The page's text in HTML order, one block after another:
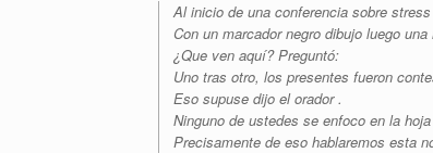
Al inicio de una conferencia sobre
Con un marcador negro dibujo luego
¿Que ven aquí? Preguntó:
Uno tras otro, los presentes fueron
Eso supuse dijo el orador .
Ninguno de ustedes se enfoco en la
Precisamente de eso hablaremos esta